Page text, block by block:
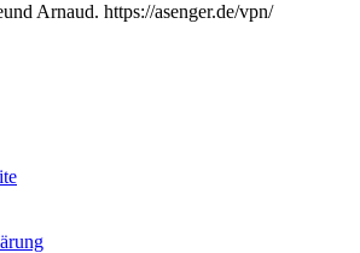
Arnaud. https://asenger.de/vpn/